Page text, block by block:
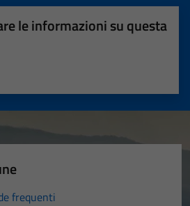
le informazioni su questa
5 stelle su 5
su 5
su 5
frequenti